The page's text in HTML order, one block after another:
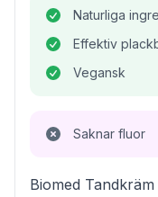
Naturliga
Effektiv
Vegansk
Saknar fluor
Biomed